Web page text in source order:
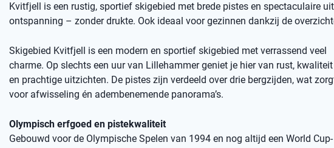
Kvitfjell is een rustig, sportief skigebied met brede pistes en spectaculaire
ontspanning – zonder drukte. Ook ideaal voor gezinnen dankzij de
Skigebied Kvitfjell is een modern en sportief skigebied met verrassend veel
charme. Op slechts een uur van Lillehammer geniet je hier van rust, kwaliteit
en prachtige uitzichten. De pistes zijn verdeeld over drie bergzijden, wat
voor afwisseling én adembenemende panorama’s.
Olympisch erfgoed en pistekwaliteit
Gebouwd voor de Olympische Spelen van 1994 en nog altijd een World Cup-